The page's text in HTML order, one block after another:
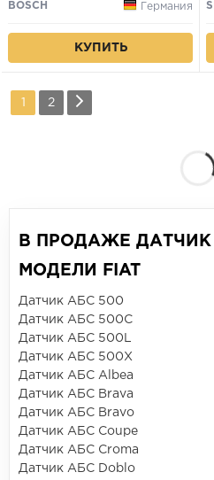
BOSCH
Германия
КУПИТЬ
1 2
В ПРОДАЖЕ ДАТЧИК
МОДЕЛИ FIAT
Датчик АБС 500
Датчик АБС 500C
Датчик АБС 500L
Датчик АБС 500X
Датчик АБС Albea
Датчик АБС Brava
Датчик АБС Bravo
Датчик АБС Coupe
Датчик АБС Croma
Датчик АБС Doblo